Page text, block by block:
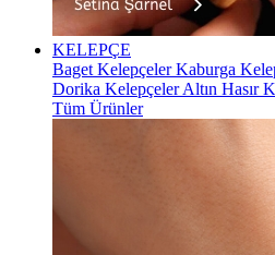
KELEPÇE
Baget KelepçelerKaburga
Dorika KelepçelerAltın Hasır
Tüm Ürünler